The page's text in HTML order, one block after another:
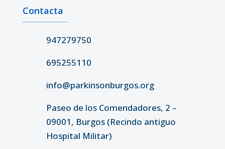
Contacta
947279750
695255110
info@parkinsonburgos.org
Paseo de los Comendadores, 2 –
09001, Burgos (Recindo antiguo
Hospital Militar)